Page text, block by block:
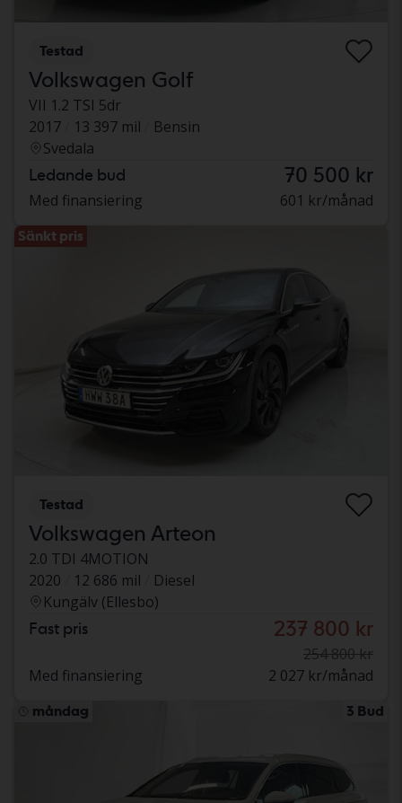
Testad
Volkswagen Golf
VII 1.2 TSI 5dr
2017
13 397 mil
Bensin
Svedala
Ledande bud 70 500 kr
Med finansiering 601 kr/månad
Sänkt pris
Testad
Volkswagen Arteon
2.0 TDI 4MOTION
2020
12 686 mil
Diesel
Kungälv (Ellesbo)
Fast pris 237 800 kr
254 800 kr
Med finansiering
2 027 kr/månad
måndag 3 Bud